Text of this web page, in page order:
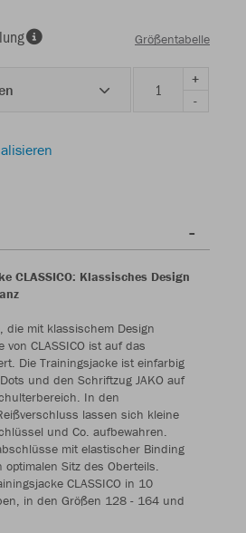
Größentabelle
+
-
CLASSICO: Klassisches Design
die mit klassischem Design
von CLASSICO ist auf das
Die Trainingsjacke ist einfarbig
und den Schriftzug JAKO auf
In den
lassen sich kleine
und Co. aufbewahren.
mit elastischer Binding
optimalen Sitz des Oberteils.
CLASSICO in 10
in den Größen 128 - 164 und